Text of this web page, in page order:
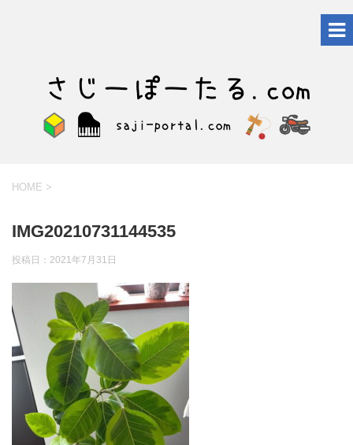
HOME >
IMG20210731144535
投稿日： 2021年7月31日